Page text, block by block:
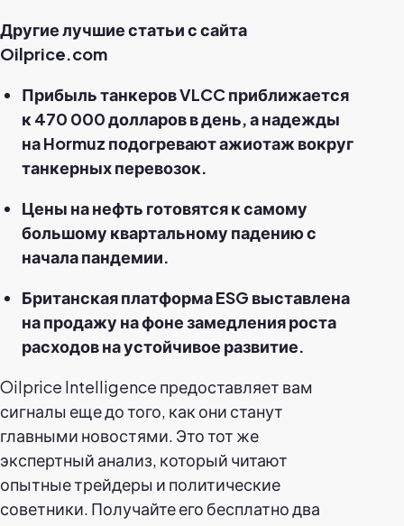
Другие лучшие статьи с сайта
Oilprice.com
Прибыль танкеров VLCC приближается
к 470 000 долларов в день, а надежды
на Hormuz подогревают ажиотаж вокруг
танкерных перевозок.
Цены на нефть готовятся к самому
большому квартальному падению с
начала пандемии.
Британская платформа ESG выставлена
на продажу на фоне замедления роста
расходов на устойчивое развитие.
Oilprice Intelligence предоставляет вам
сигналы еще до того, как они станут
главными новостями. Это тот же
экспертный анализ, который читают
опытные трейдеры и политические
советники. Получайте его бесплатно два